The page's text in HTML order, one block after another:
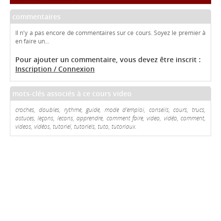
commentaires
Il n'y a pas encore de commentaires sur ce cours. Soyez le premier à
en faire un...
Pour ajouter un commentaire, vous devez être inscrit :
Inscription / Connexion
mots-clés associés à ce cours video
croches, doubles, rythme, guide, mode d'emploi, conseils, cours, trucs,
astuces, leçons, lecons, apprendre, comment faire, video, vidéo, comment,
videos, vidéos, tutoriel, tutoriels, tuto, tutoriaux.